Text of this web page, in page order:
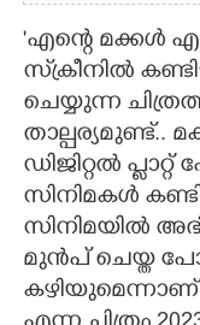
CONTACT US
'എന്റെ മക്കൾ
സ്‌ക്രീനിൽ
ചെയ്യുന്ന
താല്പര്യമുണ്ട്..
ഡിജിറ്റൽ
സിനിമകൾ
സിനിമയിൽ
മുൻപ് ചെയ്ത
കഴിയുമെന്നാണ്